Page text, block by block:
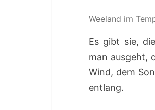
Weeland im
Es gibt sie,
man ausgeht,
Wind, dem
entlang.